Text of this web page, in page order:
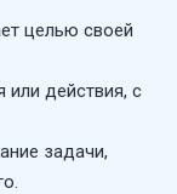
целью своей
действия, с
задачи,